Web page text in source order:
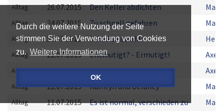
Durch die weitere Nutzung der Seite
stimmen Sie der Verwendung von Cookies
zu. Weitere Informationen
OK
Alltag 26.07.2015 Den Keller abdichten
Alltag 24.07.2015 Zu schnell gefahren
Alltag 23.07.2015 Schicksalswahl
Alltag 22.07.2015 Entmutigt? - Ermutigt! Axel
Alltag 20.07.2015 So ist Versöhnung Axel
Alltag 12.07.2015 Kamryn und Delaney
Alltag 11.07.2015
Es ist normal, verschieden zu